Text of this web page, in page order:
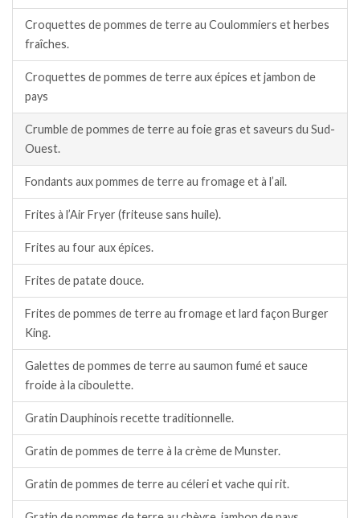
Croquettes de pommes de terre au Coulommiers et herbes
fraîches.
Croquettes de pommes de terre aux épices et jambon de
pays
Crumble de pommes de terre au foie gras et saveurs du Sud-
Ouest.
Fondants aux pommes de terre au fromage et à l’ail.
Frites à l’Air Fryer (friteuse sans huile).
Frites au four aux épices.
Frites de patate douce.
Frites de pommes de terre au fromage et lard façon Burger
King.
Galettes de pommes de terre au saumon fumé et sauce
froide à la ciboulette.
Gratin Dauphinois recette traditionnelle.
Gratin de pommes de terre à la crème de Munster.
Gratin de pommes de terre au céleri et vache qui rit.